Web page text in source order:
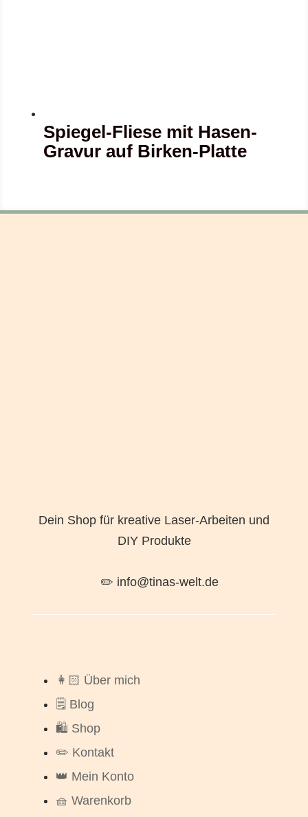
Spiegel-Fliese mit Hasen-
Gravur auf Birken-Platte
Dein Shop für kreative Laser-Arbeiten und
DIY Produkte
✏️ info@tinas-welt.de
👩🏻 Über mich
🗒️ Blog
🛍️ Shop
✏️ Kontakt
👑 Mein Konto
🧺 Warenkorb